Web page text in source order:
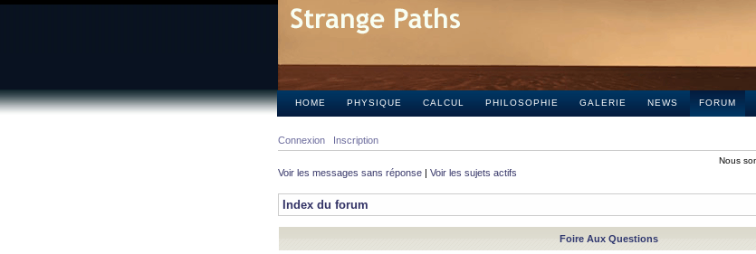
HOME PHYSIQUE CALCUL PHILOSOPHIE GALERIE NEWS FORUM
Connexion Inscription
Nous
Voir les messages sans réponse | Voir les sujets actifs
Index du forum
Foire Aux Questions